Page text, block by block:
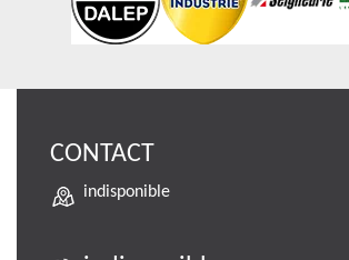
CONTACT
indisponible